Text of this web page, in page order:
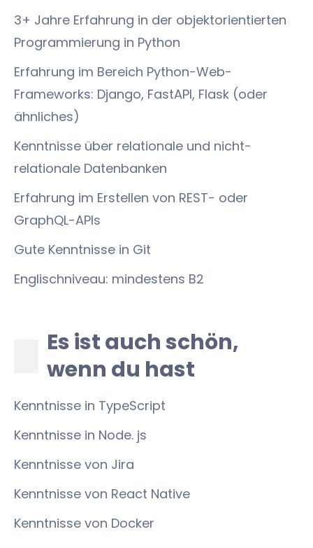
3+ Jahre Erfahrung in der objektorientierten
Programmierung in Python
Erfahrung im Bereich Python-Web-
Frameworks: Django, FastAPI, Flask (oder
ähnliches)
Kenntnisse über relationale und nicht-
relationale Datenbanken
Erfahrung im Erstellen von REST- oder
GraphQL-APIs
Gute Kenntnisse in Git
Englischniveau: mindestens B2
Es ist auch schön,
wenn du hast
Kenntnisse in TypeScript
Kenntnisse in Node. js
Kenntnisse von Jira
Kenntnisse von React Native
Kenntnisse von Docker